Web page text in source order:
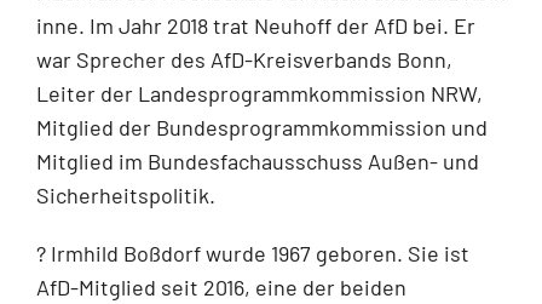
inne. Im Jahr 2018 trat Neuhoff der AfD bei. Er
war Sprecher des AfD-Kreisverbands Bonn,
Leiter der Landesprogrammkommission NRW,
Mitglied der Bundesprogrammkommission und
Mitglied im Bundesfachausschuss Außen- und
Sicherheitspolitik.
? Irmhild Boßdorf wurde 1967 geboren. Sie ist
AfD-Mitglied seit 2016, eine der beiden